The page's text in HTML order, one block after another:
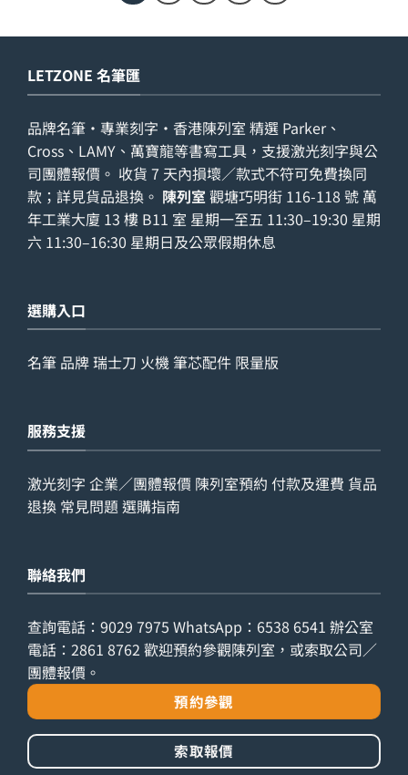
LETZONE 名筆匯
品牌名筆・專業刻字・香港陳列室 精選 Parker、
Cross、LAMY、萬寶龍等書寫工具，支援激光刻字與公
司團體報價。 收貨 7 天內損壞／款式不符可免費換同
款；詳見貨品退換 。 陳列室 觀塘巧明街 116-118 號 萬
年工業大廈 13 樓 B11 室 星期一至五 11:30–19:30 星期
六 11:30–16:30 星期日及公眾假期休息
選購入口
名筆 品牌瑞士刀 火機筆芯配件 限量版
服務支援
激光刻字 企業／團體報價 陳列室預約 付款及運費 貨品
退換 常見問題 選購指南
聯絡我們
查詢電話： 9029 7975 WhatsApp： 6538 6541 辦公室
電話： 2861 8762 歡迎預約參觀陳列室，或索取公司／
團體報價。
預約參觀
索取報價